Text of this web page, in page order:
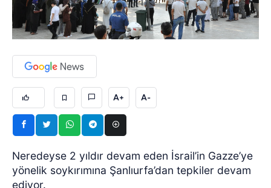
A+ A-
Neredeyse 2 yıldır devam eden İsrail’in Gazze’ye
yönelik soykırımına Şanlıurfa’dan tepkiler devam
ediyor.